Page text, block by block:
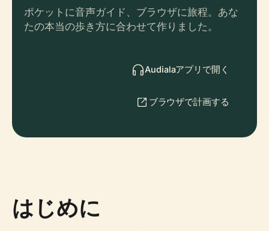
ポケットに音声ガイド、ブラウザに旅程。あな
たの本当の歩き方に合わせて作りました。
Audialaアプリで開く
ブラウザで計画する
はじめに